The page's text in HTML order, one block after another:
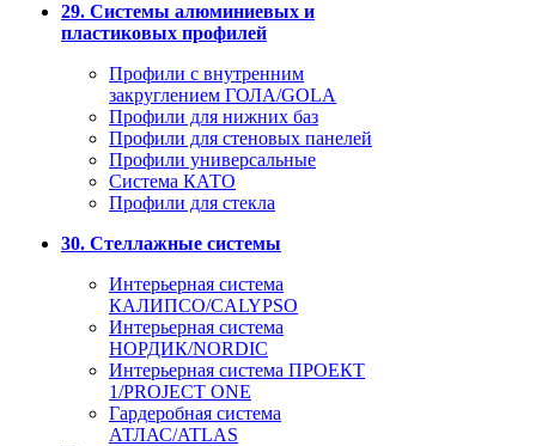
29. Системы алюминиевых и
пластиковых профилей
Профили с внутренним
закруглением ГОЛА/GOLA
Профили для нижних баз
Профили для стеновых панелей
Профили универсальные
Система КАТО
Профили для стекла
30. Стеллажные системы
Интерьерная система
КАЛИПСО/CALYPSO
Интерьерная система
НОРДИК/NORDIC
Интерьерная система ПРОЕКТ
1/PROJECT ONE
Гардеробная система
АТЛАС/ATLAS